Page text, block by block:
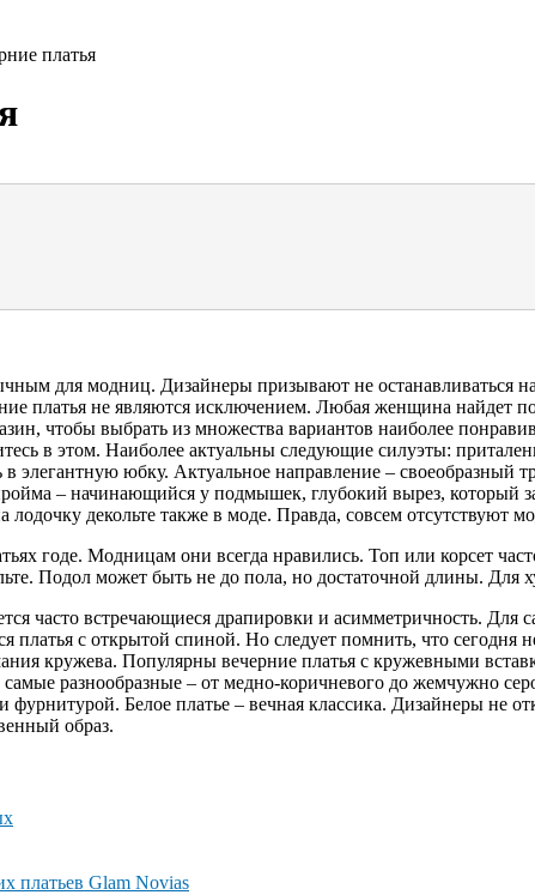
платья
для модниц. Дизайнеры призывают не останавливаться
платья не являются исключением. Любая женщина найдет
чтобы выбрать из множества вариантов наиболее
в этом. Наиболее актуальны следующие силуэты:
элегантную юбку. Актуальное направление –
– начинающийся у подмышек, глубокий вырез,
декольте также в моде. Правда, совсем отсутствуют
годе. Модницам они всегда нравились. Топ или корсет
Подол может быть не до пола, но достаточной длины.
часто встречающиеся драпировки и асимметричность.
платья с открытой спиной. Но следует помнить, что
кружева. Популярны вечерние платья с кружевными
разнообразные – от медно-коричневого до жемчужно
фурнитурой. Белое платье – вечная классика. Дизайнеры
образ.
платьев Glam Novias